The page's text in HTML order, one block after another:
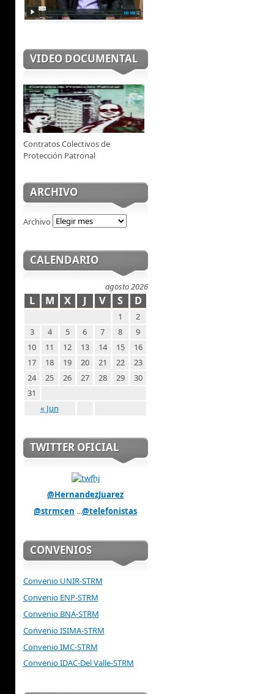
VIDEO DOCUMENTAL
Contratos Colectivos de
Protección Patronal
ARCHIVO
Archivo
CALENDARIO
agosto 2026
L M X J V S D
« Jun
1
2
3
4 5 6 7 8
9
10
11 12 13 14 15
16
17
18 19 20 21 22
23
24
25 26 27 28 29
30
31
TWITTER OFICIAL
@HernandezJuarez
@strmcen ...@telefonistas
CONVENIOS
Convenio UNIR-STRM
Convenio ENP-STRM
Convenio BNA-STRM
Convenio ISIMA-STRM
Convenio IMC-STRM
Convenio IDAC-Del Valle-STRM